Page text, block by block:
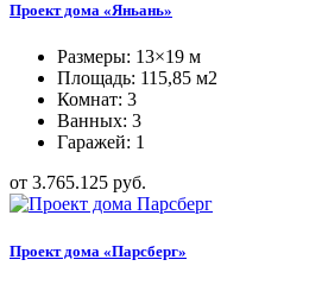
Проект дома «Яньань»
Размеры: 13×19 м
Площадь: 115,85 м2
Комнат: 3
Ванных: 3
Гаражей: 1
от 3.765.125 руб.
Проект дома «Парсберг»